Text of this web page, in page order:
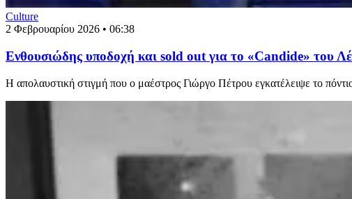
Culture
2 Φεβρουαρίου 2026 • 06:38
Ενθουσιώδης υποδοχή και sold out για το «Candide» του
Η απολαυστική στιγμή που ο μαέστρος Γιώργο Πέτρου εγκατέλειψε το